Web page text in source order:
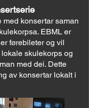
med konsertar saman
EBML er
førebileter og vil
skulekorps og
med dei. Dette
av konsertar lokalt i